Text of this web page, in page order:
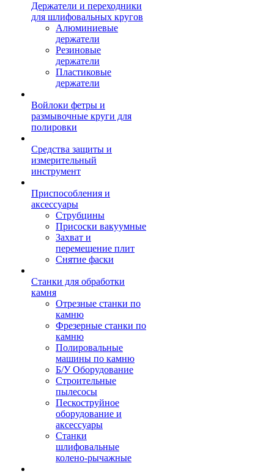
Держатели и переходники
для шлифовальных кругов
Алюминиевые
держатели
Резиновые
держатели
Пластиковые
держатели
Войлоки фетры и
размывочные круги для
полировки
Средства защиты и
измерительный
инструмент
Приспособления и
аксессуары
Струбцины
Присоски вакуумные
Захват и
перемещение плит
Снятие фаски
Станки для обработки
камня
Отрезные станки по
камню
Фрезерные станки по
камню
Полировальные
машины по камню
Б/У Оборудование
Строительные
пылесосы
Пескоструйное
оборудование и
аксессуары
Станки
шлифовальные
колено-рычажные